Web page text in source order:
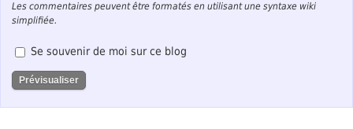
Les commentaires peuvent être formatés en utilisant une syntaxe wiki
simplifiée.
Se souvenir de moi sur ce blog